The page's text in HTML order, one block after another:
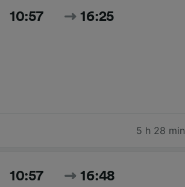
10:57 16:25
5 h 28 min
10:57 16:48